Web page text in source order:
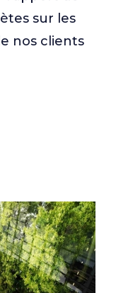
sur les
nos clients